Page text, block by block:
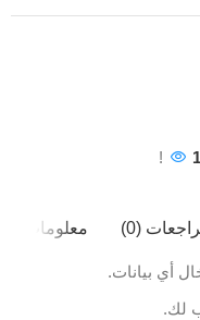
(0) معلومات
أي بيانات.
لك.